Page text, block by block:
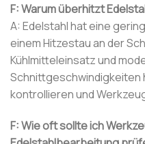
F: Warum überhitzt
A: Edelstahl hat eine
einem Hitzestau an der
Kühlmitteleinsatz und
Schnittgeschwindigkeiten
kontrollieren und
F: Wie oft sollte ich